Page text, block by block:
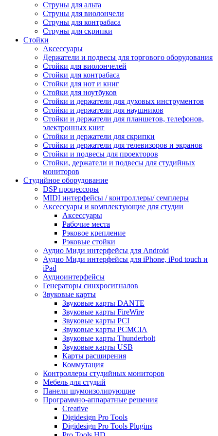
Струны для альта
Струны для виолончели
Струны для контрабаса
Струны для скрипки
Стойки
Аксессуары
Держатели и подвесы для торгового оборудования
Стойки для виолончелей
Стойки для контрабаса
Стойки для нот и книг
Стойки для ноутбуков
Стойки и держатели для духовых инструментов
Стойки и держатели для наушников
Стойки и держатели для планшетов, телефонов,
электронных книг
Стойки и держатели для скрипки
Стойки и держатели для телевизоров и экранов
Стойки и подвесы для проекторов
Стойки, держатели и подвесы для студийных
мониторов
Студийное оборудование
DSP процессоры
MIDI интерфейсы / контроллеры/ семплеры
Аксессуары и комплектующие для студии
Аксессуары
Рабочие места
Рэковое крепление
Рэковые стойки
Аудио Миди интерфейсы для Android
Аудио Миди интерфейсы для iPhone, iPod touch и
iPad
Аудиоинтерфейсы
Генераторы синхросигналов
Звуковые карты
Звуковые карты DANTE
Звуковые карты FireWire
Звуковые карты PCI
Звуковые карты PCMCIA
Звуковые карты Thunderbolt
Звуковые карты USB
Карты расширения
Коммутация
Контроллеры студийных мониторов
Мебель для студий
Панели шумоизолирующие
Программно-аппаратные решения
Creative
Digidesign Pro Tools
Digidesign Pro Tools Plugins